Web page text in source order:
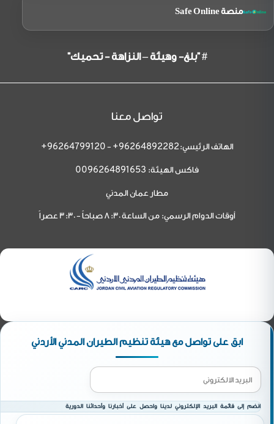
منصة Safe Online
# "بلغ- وهيئة – النزاهة - تحميك"
تواصل معنا
الهاتف الرئيسي: 96264892282+
-
96264799120+
فاكس الهيئة: 0096264891653
مطار عمان المدني
أوقات الدوام الرسمي: من الساعة 8:30 صباحاً - 3:30 عصراً
ابق على تواصل مع هيئة تنظيم الطيران المدني الأردني
انضم إلى قائمة البريد الإلكتروني لدينا واحصل على أخبارنا وأحداثنا الدورية